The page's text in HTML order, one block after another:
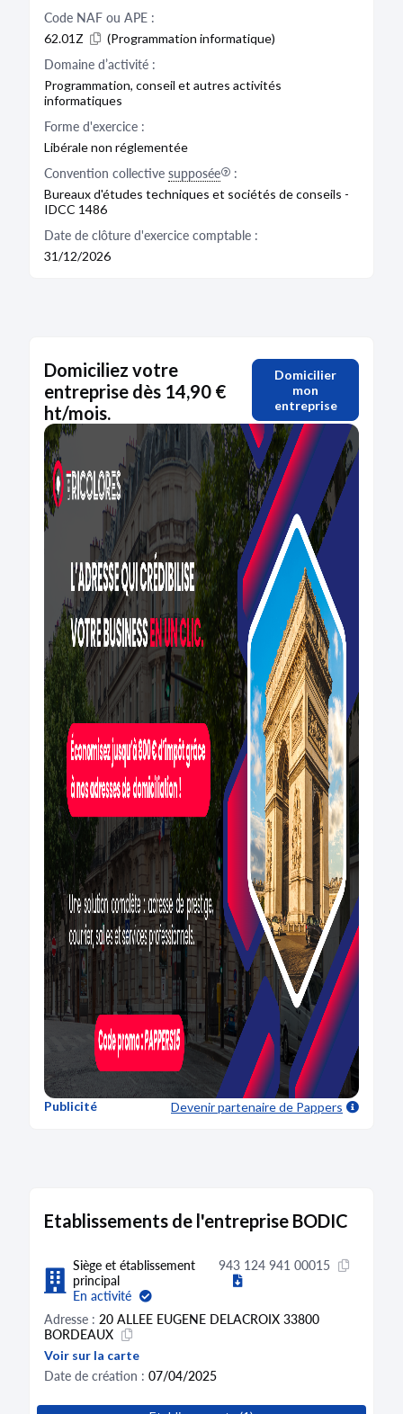
Code NAF ou APE :
62.01Z
(Programmation informatique)
Domaine d’activité :
Programmation, conseil et autres activités
informatiques
Forme d'exercice :
Libérale non réglementée
Convention collective supposée
:
Bureaux d'études techniques et sociétés de conseils -
IDCC 1486
Date de clôture d'exercice comptable :
31/12/2026
Domiciliez votre
entreprise dès 14,90 €
ht/mois.
Domicilier
mon
entreprise
Publicité Devenir partenairede Pappers
Etablissements de l'entreprise BODIC
Siège et établissement
principal
En activité
943 124 941 00015
Adresse : 20 ALLEE EUGENE DELACROIX 33800
BORDEAUX
Voir sur la carte
Date de création : 07/04/2025